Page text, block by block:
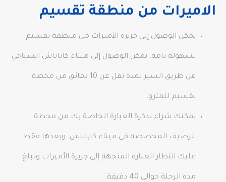
الاميرات من منطقة تقسيم
يمكن الوصول إلى جزيرة الأميرات من منطقة تقسيم
بسهولة تامة. يمكن الوصول إلى ميناء كاباتاش السياحي
عن طريق السير لمدة تقل عن 10 دقائق من محطة
تقسيم للمترو.
يمكنك شراء تذكرة العبارة الخاصة بك من محطة
الرصيف المخصصة في ميناء كاباتاش. وبعدها فقط
عليك انتظار العبارة المتجهة إلى جزيرة الأميرات وتبلغ
مدة الرحلة حوالي 40 دقيقة.